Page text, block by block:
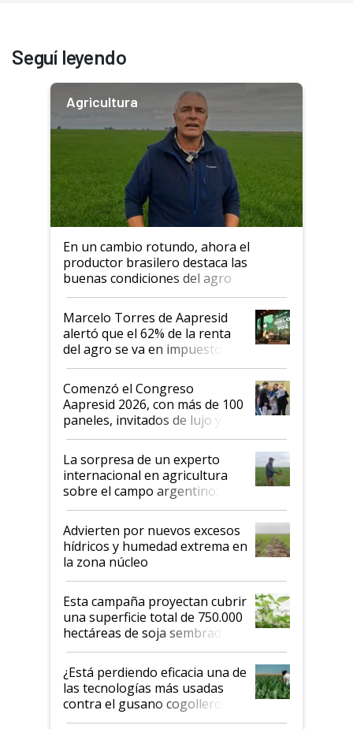
Seguí leyendo
Agricultura
En un cambio rotundo, ahora el
productor brasilero destaca las
buenas condiciones del agro
argentino para invertir: "Los veo
más motivados"
Marcelo Torres de Aapresid
alertó que el 62% de la renta
del agro se va en impuestos:
"No es bueno que en
Argentina se sigan discutiendo
las mismas cosas de hace 50
años"
Comenzó el Congreso
Aapresid 2026, con más de 100
paneles, invitados de lujo y
todas las tendencias
La sorpresa de un experto
internacional en agricultura
sobre el campo argentino:
"Estoy muy impresionado"
Advierten por nuevos excesos
hídricos y humedad extrema en
la zona núcleo
Esta campaña proyectan cubrir
una superficie total de 750.000
hectáreas de soja sembradas
con una nueva generación de
variedades que marcan un
salto tecnológico en genética y
rendimiento
¿Está perdiendo eficacia una de
las tecnologías más usadas
contra el gusano cogollero? El
desafío de una tecnología clave